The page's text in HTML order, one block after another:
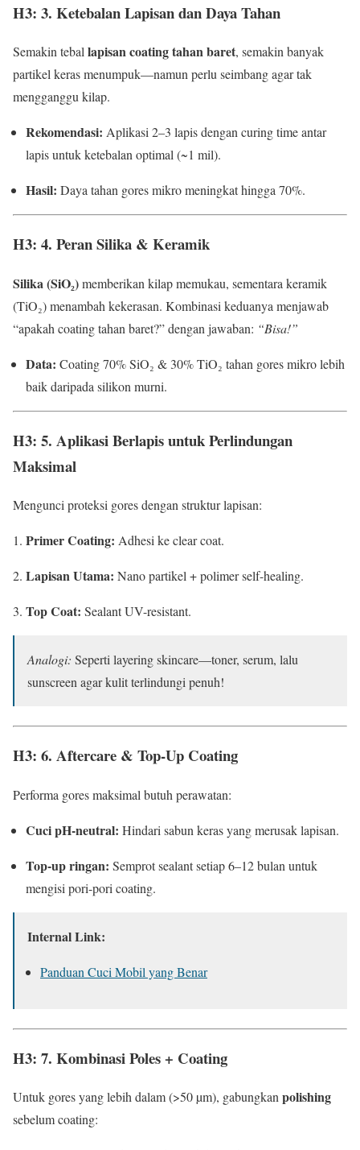
H3: 3. Ketebalan Lapisan dan Daya Tahan
Semakin teballapisan coating tahan baret, semakin banyak
partikel keras menumpuk—namun perlu seimbang agar tak
mengganggu kilap.
Rekomendasi: Aplikasi 2–3 lapis dengan curing time antar
lapis untuk ketebalan optimal (~1 mil).
Hasil: Daya tahan gores mikro meningkat hingga 70%.
H3: 4. Peran Silika & Keramik
Silika (SiO₂)memberikan kilap memukau, sementara keramik
(TiO₂) menambah kekerasan. Kombinasi keduanya menjawab
“apakah coating tahan baret?” dengan jawaban: “Bisa!”
Data: Coating 70% SiO₂ & 30% TiO₂ tahan gores mikro lebih
baik daripada silikon murni.
H3: 5. Aplikasi Berlapis untuk Perlindungan
Maksimal
Mengunci proteksi gores dengan struktur lapisan:
Primer Coating: Adhesi ke clear coat.
Lapisan Utama: Nano partikel + polimer self-healing.
Top Coat: Sealant UV-resistant.
Analogi: Seperti layering skincare—toner, serum, lalu
sunscreen agar kulit terlindungi penuh!
H3: 6. Aftercare & Top-Up Coating
Performa gores maksimal butuh perawatan:
Cuci pH-neutral: Hindari sabun keras yang merusak lapisan.
Top-up ringan: Semprot sealant setiap 6–12 bulan untuk
mengisi pori-pori coating.
Internal Link:
Panduan Cuci Mobil yang Benar
H3: 7. Kombinasi Poles + Coating
Untuk gores yang lebih dalam (>50 µm), gabungkanpolishing
sebelum coating: